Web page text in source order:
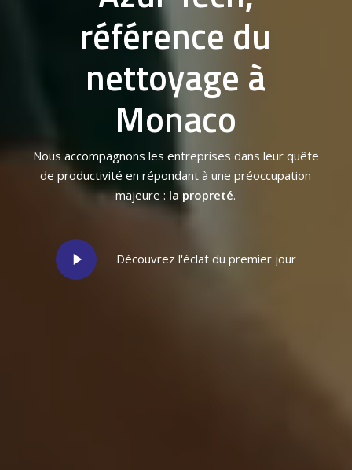
référence du
nettoyage à
Monaco
Nous accompagnons les entreprises dans leur quête
de productivité en répondant à une préoccupation
majeure : la propreté.
Play
Video
Découvrez l'éclat du premier jour